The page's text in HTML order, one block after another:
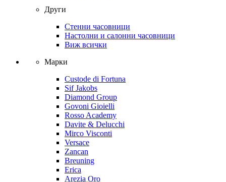
Други
Стенни часовници
Настолни и салонни часовници
Виж всички
Марки
Custode di Fortuna
Sif Jakobs
Diamond Group
Govoni Gioielli
Rosso Academy
Davite & Delucchi
Mirco Visconti
Versace
Zancan
Breuning
Erica
Arezia Oro